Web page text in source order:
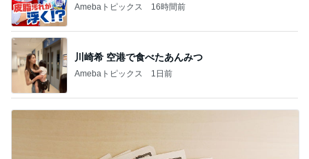
Amebaトピックス 16時間前
川崎希 空港で食べたあんみつ
Amebaトピックス 1日前